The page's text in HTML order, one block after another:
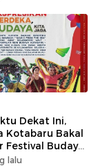
Dekat Ini,
Kotabaru Bakal
Festival Budaya
lalu